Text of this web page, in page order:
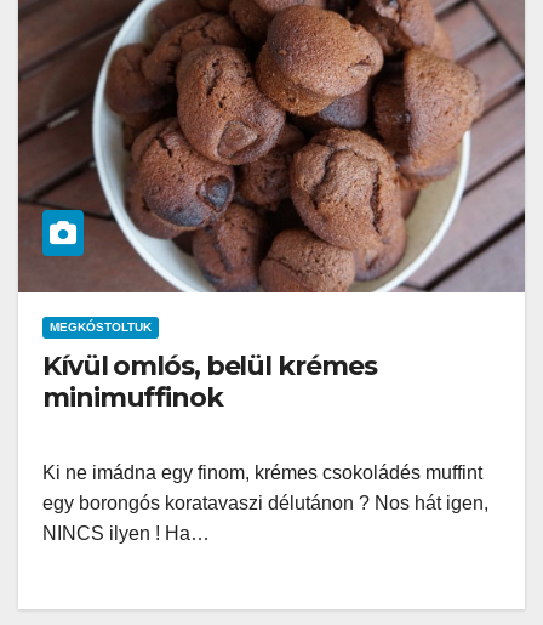
MEGKÓSTOLTUK
Kívül omlós, belül krémes
minimuffinok
Ki ne imádna egy finom, krémes csokoládés muffint
egy borongós koratavaszi délutánon ? Nos hát igen,
NINCS ilyen ! Ha…